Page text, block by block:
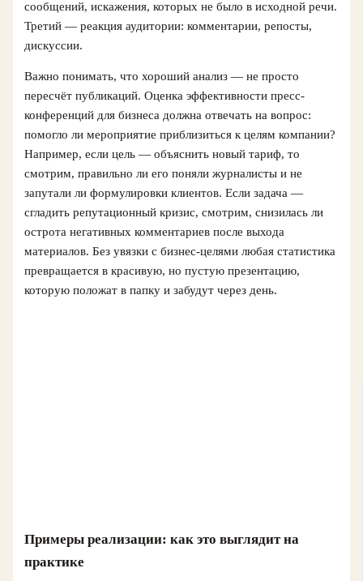
сообщений, искажения, которых не было в исходной речи.
Третий — реакция аудитории: комментарии, репосты,
дискуссии.
Важно понимать, что хороший анализ — не просто
пересчёт публикаций. Оценка эффективности пресс-
конференций для бизнеса должна отвечать на вопрос:
помогло ли мероприятие приблизиться к целям компании?
Например, если цель — объяснить новый тариф, то
смотрим, правильно ли его поняли журналисты и не
запутали ли формулировки клиентов. Если задача —
сгладить репутационный кризис, смотрим, снизилась ли
острота негативных комментариев после выхода
материалов. Без увязки с бизнес-целями любая статистика
превращается в красивую, но пустую презентацию,
которую положат в папку и забудут через день.
Примеры реализации: как это выглядит на
практике